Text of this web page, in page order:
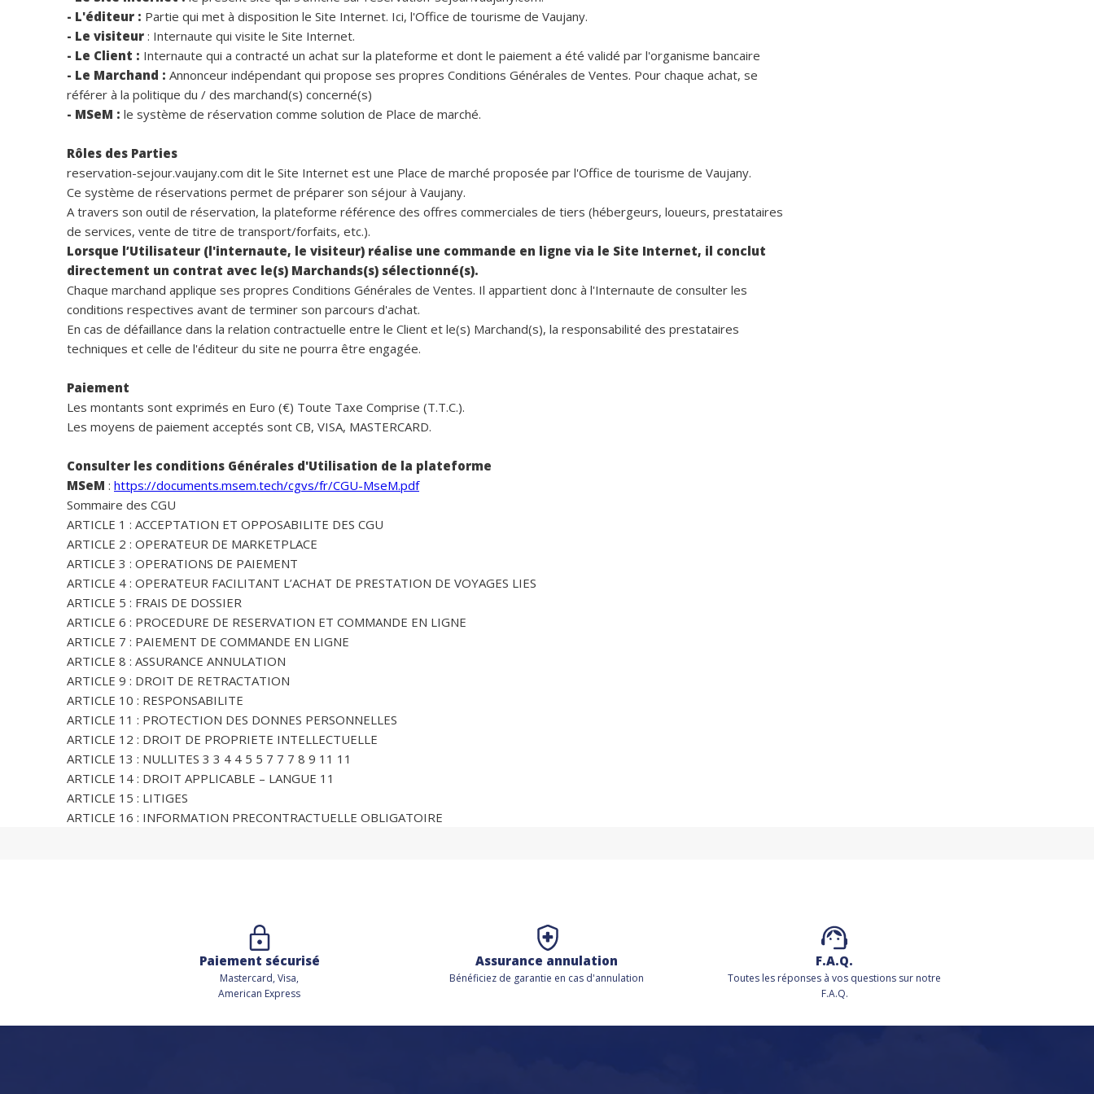
- L'éditeur : Partie qui met à disposition le Site Internet. Ici, l'Office de tourisme de Vaujany.
- Le visiteur : Internaute qui visite le Site Internet.
- Le Client : Internaute qui a contracté un achat sur la plateforme et dont le paiement a été validé par l'organisme bancaire
- Le Marchand : Annonceur indépendant qui propose ses propres Conditions Générales de Ventes. Pour chaque achat, se
référer à la politique du / des marchand(s) concerné(s)
- MSeM : le système de réservation comme solution de Place de marché.
Rôles des Parties
reservation-sejour.vaujany.com dit le Site Internet est une Place de marché proposée par l'Office de tourisme de Vaujany.
Ce système de réservations permet de préparer son séjour à Vaujany.
A travers son outil de réservation, la plateforme référence des offres commerciales de tiers (hébergeurs, loueurs, prestataires
de services, vente de titre de transport/forfaits, etc.).
Lorsque l’Utilisateur (l'internaute, le visiteur) réalise une commande en ligne via le Site Internet, il conclut
directement un contrat avec le(s) Marchands(s) sélectionné(s).
Chaque marchand applique ses propres Conditions Générales de Ventes. Il appartient donc à l'Internaute de consulter les
conditions respectives avant de terminer son parcours d'achat.
En cas de défaillance dans la relation contractuelle entre le Client et le(s) Marchand(s), la responsabilité des prestataires
techniques et celle de l'éditeur du site ne pourra être engagée.
Paiement
Les montants sont exprimés en Euro (€) Toute Taxe Comprise (T.T.C.).
Les moyens de paiement acceptés sont CB, VISA, MASTERCARD.
Consulter les conditions Générales d'Utilisation de la plateforme
MSeM : https://documents.msem.tech/cgvs/fr/CGU-MseM.pdf
Sommaire des CGU
ARTICLE 1 : ACCEPTATION ET OPPOSABILITE DES CGU
ARTICLE 2 : OPERATEUR DE MARKETPLACE
ARTICLE 3 : OPERATIONS DE PAIEMENT
ARTICLE 4 : OPERATEUR FACILITANT L’ACHAT DE PRESTATION DE VOYAGES LIES
ARTICLE 5 : FRAIS DE DOSSIER
ARTICLE 6 : PROCEDURE DE RESERVATION ET COMMANDE EN LIGNE
ARTICLE 7 : PAIEMENT DE COMMANDE EN LIGNE
ARTICLE 8 : ASSURANCE ANNULATION
ARTICLE 9 : DROIT DE RETRACTATION
ARTICLE 10 : RESPONSABILITE
ARTICLE 11 : PROTECTION DES DONNES PERSONNELLES
ARTICLE 12 : DROIT DE PROPRIETE INTELLECTUELLE
ARTICLE 13 : NULLITES 3 3 4 4 5 5 7 7 7 8 9 11 11
ARTICLE 14 : DROIT APPLICABLE – LANGUE 11
ARTICLE 15 : LITIGES
ARTICLE 16 : INFORMATION PRECONTRACTUELLE OBLIGATOIRE
Paiement sécurisé
Mastercard, Visa,
American Express
Assurance annulation
Bénéficiez de garantie en cas d'annulation
F.A.Q.
Toutes les réponses à vos questions sur notre
F.A.Q.